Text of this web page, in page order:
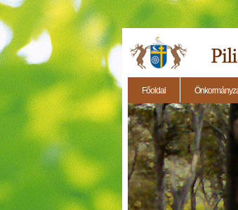
Főoldal
2014.11.27. - Testületi ülés